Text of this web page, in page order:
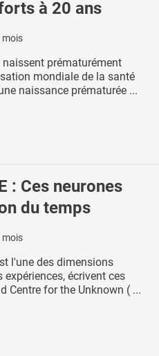
à 20 ans
mois
prématurément
mondiale de la santé
naissance prématurée ...
: Ces neurones
du temps
mois
l'une des dimensions
écrivent ces
Centre for the Unknown ( ...